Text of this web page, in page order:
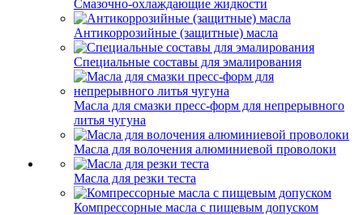
Смазочно-охлаждающие жидкости
Антикоррозийные (защитные) масла
Специальные составы для эмалирования
Масла для смазки пресс-форм для непрерывного
литья чугуна
Масла для волочения алюминиевой проволоки
Масла для резки теста
Компрессорные масла с пищевым допуском